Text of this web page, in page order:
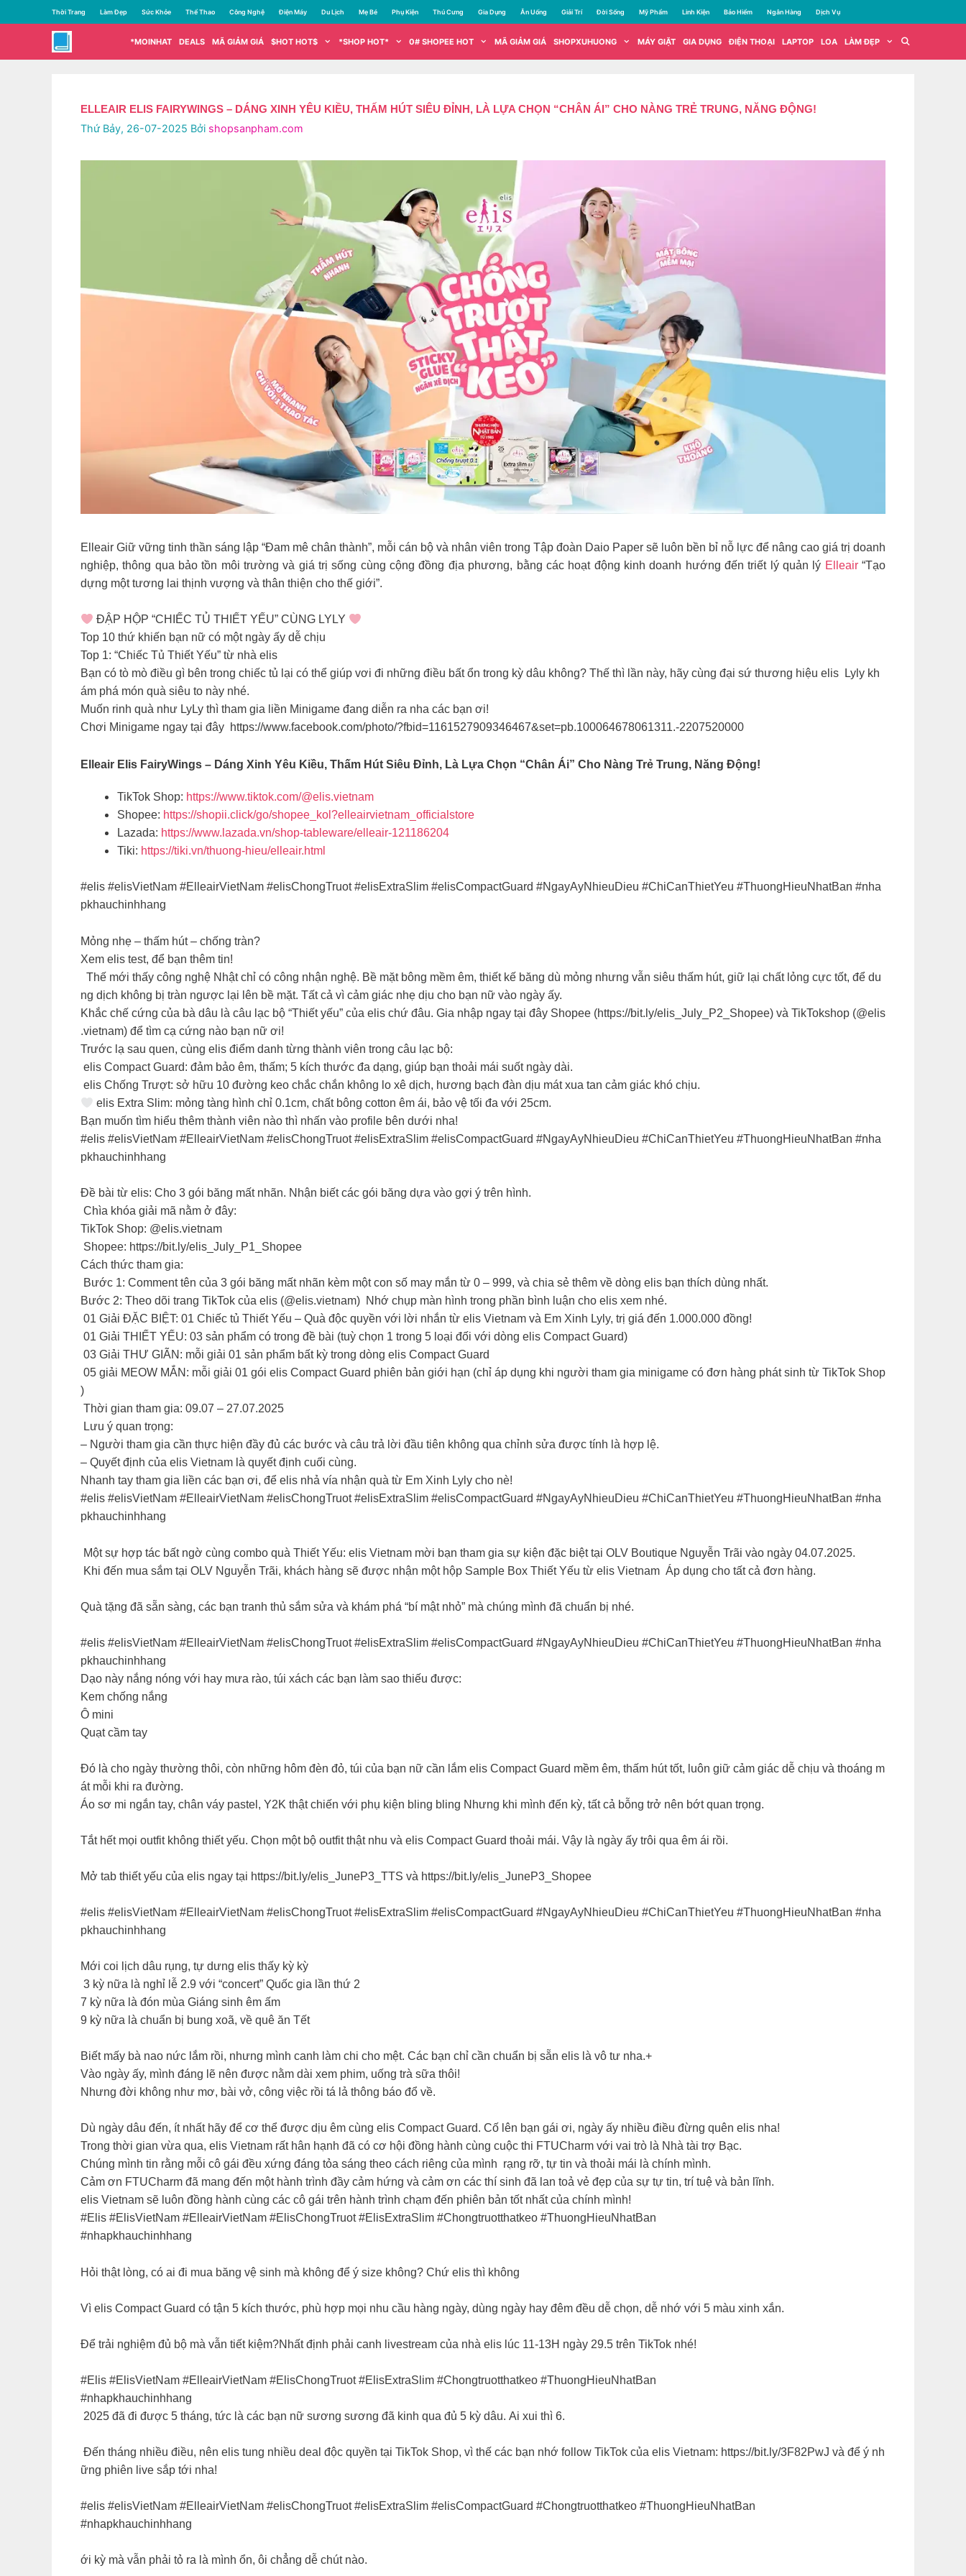
đến
dung
Thời Trang Làm Đẹp Sức Khỏe Thể Thao Công Nghệ Điện Máy Du Lịch Mẹ Bé Phụ Kiện Thú Cưng Gia Dụng Ăn Uống Giải Trí Đời Sống Mỹ Phẩm Linh Kiện Bảo Hiểm Ngân Hàng Dịch Vụ
*MOINHAT DEALS MÃ GIẢM GIÁ $HOT HOT$ *SHOP HOT* 0# SHOPEE HOT MÃ GIẢM GIÁ SHOPXUHUONG MÁY GIẶT GIA DỤNG ĐIỆN THOẠI LAPTOP LOA LÀM ĐẸP
ELLEAIR ELIS FAIRYWINGS – DÁNG XINH YÊU KIỀU, THẤM HÚT SIÊU ĐỈNH, LÀ LỰA CHỌN “CHÂN ÁI” CHO NÀNG TRẺ TRUNG, NĂNG ĐỘNG!
Thứ Bảy, 26-07-2025 Bởi shopsanpham.com
Elleair Giữ vững tinh thần sáng lập “Đam mê chân thành”, mỗi cán bộ và nhân viên trong Tập đoàn Daio Paper sẽ luôn bền bỉ nỗ lực để nâng cao giá trị doanh
nghiệp, thông qua bảo tồn môi trường và giá trị sống cùng cộng đồng địa phương, bằng các hoạt động kinh doanh hướng đến triết lý quản lý Elleair“Tạo
dựng một tương lai thịnh vượng và thân thiện cho thế giới”.
ĐẬP HỘP “CHIẾC TỦ THIẾT YẾU” CÙNG LYLY
Top 10 thứ khiến bạn nữ có một ngày ấy dễ chịu
Top 1: “Chiếc Tủ Thiết Yếu” từ nhà elis
Bạn có tò mò điều gì bên trong chiếc tủ lại có thể giúp vơi đi những điều bất ổn trong kỳ dâu không? Thế thì lần này, hãy cùng đại sứ thương hiệu elis Lyly kh
ám phá món quà siêu to này nhé.
Muốn rinh quà như LyLy thì tham gia liền Minigame đang diễn ra nha các bạn ơi!
Chơi Minigame ngay tại đây https://www.facebook.com/photo/?fbid=1161527909346467&set=pb.100064678061311.-2207520000
Elleair Elis FairyWings – Dáng Xinh Yêu Kiều, Thấm Hút Siêu Đỉnh, Là Lựa Chọn “chân Ái” Cho Nàng Trẻ Trung, Năng Động!
TikTok Shop: https://www.tiktok.com/@elis.vietnam
Shopee: https://shopii.click/go/shopee_kol?elleairvietnam_officialstore
Lazada: https://www.lazada.vn/shop-tableware/elleair-121186204
Tiki: https://tiki.vn/thuong-hieu/elleair.html
#elis #elisVietNam #ElleairVietNam #elisChongTruot #elisExtraSlim #elisCompactGuard #NgayAyNhieuDieu #ChiCanThietYeu #ThuongHieuNhatBan #nha
pkhauchinhhang
Mỏng nhẹ – thấm hút – chống tràn?
Xem elis test, để bạn thêm tin!
Thế mới thấy công nghệ Nhật chỉ có công nhận nghệ. Bề mặt bông mềm êm, thiết kế băng dù mỏng nhưng vẫn siêu thấm hút, giữ lại chất lỏng cực tốt, để du
ng dịch không bị tràn ngược lại lên bề mặt. Tất cả vì cảm giác nhẹ dịu cho bạn nữ vào ngày ấy.
Khắc chế cứng của bà dâu là câu lạc bộ “Thiết yếu” của elis chứ đâu. Gia nhập ngay tại đây Shopee (https://bit.ly/elis_July_P2_Shopee) và TikTokshop (@elis
.vietnam) để tìm cạ cứng nào bạn nữ ơi!
Trước lạ sau quen, cùng elis điểm danh từng thành viên trong câu lạc bộ:
️ elis Compact Guard: đảm bảo êm, thấm; 5 kích thước đa dạng, giúp bạn thoải mái suốt ngày dài.
elis Chống Trượt: sở hữu 10 đường keo chắc chắn không lo xê dịch, hương bạch đàn dịu mát xua tan cảm giác khó chịu.
elis Extra Slim: mỏng tàng hình chỉ 0.1cm, chất bông cotton êm ái, bảo vệ tối đa với 25cm.
Bạn muốn tìm hiểu thêm thành viên nào thì nhấn vào profile bên dưới nha!
#elis #elisVietNam #ElleairVietNam #elisChongTruot #elisExtraSlim #elisCompactGuard #NgayAyNhieuDieu #ChiCanThietYeu #ThuongHieuNhatBan #nha
pkhauchinhhang
Đề bài từ elis: Cho 3 gói băng mất nhãn. Nhận biết các gói băng dựa vào gợi ý trên hình.
Chìa khóa giải mã nằm ở đây:
TikTok Shop: @elis.vietnam
Shopee: https://bit.ly/elis_July_P1_Shopee
Cách thức tham gia:​
Bước 1: Comment tên của 3 gói băng mất nhãn kèm một con số may mắn từ 0 – 999, và chia sẻ thêm về dòng elis bạn thích dùng nhất. ​
Bước 2: Theo dõi trang TikTok của elis (@elis.vietnam) Nhớ chụp màn hình trong phần bình luận cho elis xem nhé.​
01 Giải ĐẶC BIỆT: 01 Chiếc tủ Thiết Yếu – Quà độc quyền với lời nhắn từ elis Vietnam và Em Xinh Lyly, trị giá đến 1.000.000 đồng!​
01 Giải THIẾT YẾU: 03 sản phẩm có trong đề bài (tuỳ chọn 1 trong 5 loại đối với dòng elis Compact Guard)​
03 Giải THƯ GIÃN: mỗi giải 01 sản phẩm bất kỳ trong dòng elis Compact Guard​
05 giải MEOW MẮN: mỗi giải 01 gói elis Compact Guard phiên bản giới hạn (chỉ áp dụng khi người tham gia minigame có đơn hàng phát sinh từ TikTok Shop
)​
Thời gian tham gia: 09.07 – 27.07.2025
Lưu ý quan trọng:​
– Người tham gia cần thực hiện đầy đủ các bước và câu trả lời đầu tiên không qua chỉnh sửa được tính là hợp lệ.​
– Quyết định của elis Vietnam là quyết định cuối cùng.​
Nhanh tay tham gia liền các bạn ơi, để elis nhả vía nhận quà từ Em Xinh Lyly cho nè!
#elis #elisVietNam #ElleairVietNam #elisChongTruot #elisExtraSlim #elisCompactGuard #NgayAyNhieuDieu #ChiCanThietYeu #ThuongHieuNhatBan #nha
pkhauchinhhang
Một sự hợp tác bất ngờ cùng combo quà Thiết Yếu: elis Vietnam mời bạn tham gia sự kiện đặc biệt tại OLV Boutique Nguyễn Trãi vào ngày 04.07.2025.​
Khi đến mua sắm tại OLV Nguyễn Trãi, khách hàng sẽ được nhận một hộp Sample Box Thiết Yếu từ elis Vietnam Áp dụng cho tất cả đơn hàng. ​
Quà tặng đã sẵn sàng, các bạn tranh thủ sắm sửa và khám phá “bí mật nhỏ” mà chúng mình đã chuẩn bị nhé.​
#elis #elisVietNam #ElleairVietNam #elisChongTruot #elisExtraSlim #elisCompactGuard #NgayAyNhieuDieu #ChiCanThietYeu #ThuongHieuNhatBan #nha
pkhauchinhhang
Dạo này nắng nóng với hay mưa rào, túi xách các bạn làm sao thiếu được:​
Kem chống nắng ​
Ô mini​
Quạt cầm tay​
Đó là cho ngày thường thôi, còn những hôm đèn đỏ, túi của bạn nữ cần lắm elis Compact Guard mềm êm, thấm hút tốt, luôn giữ cảm giác dễ chịu và thoáng m
át mỗi khi ra đường.
Áo sơ mi ngắn tay, chân váy pastel, Y2K thật chiến với phụ kiện bling bling Nhưng khi mình đến kỳ, tất cả bỗng trở nên bớt quan trọng. ​
Tắt hết mọi outfit không thiết yếu. Chọn một bộ outfit thật nhu và elis Compact Guard thoải mái. Vậy là ngày ấy trôi qua êm ái rồi.​
Mở tab thiết yếu của elis ngay tại https://bit.ly/elis_JuneP3_TTS và https://bit.ly/elis_JuneP3_Shopee ​
#elis #elisVietNam #ElleairVietNam #elisChongTruot #elisExtraSlim #elisCompactGuard #NgayAyNhieuDieu #ChiCanThietYeu #ThuongHieuNhatBan #nha
pkhauchinhhang ​
Mới coi lịch dâu rụng, tự dưng elis thấy kỳ kỳ​
3 kỳ nữa là nghỉ lễ 2.9 với “concert” Quốc gia lần thứ 2​
7 kỳ nữa là đón mùa Giáng sinh êm ấm​
9 kỳ nữa là chuẩn bị bung xoã, về quê ăn Tết​
Biết mấy bà nao nức lắm rồi, nhưng mình canh làm chi cho mệt. Các bạn chỉ cần chuẩn bị sẵn elis là vô tư nha.​+
Vào ngày ấy, mình đáng lẽ nên được nằm dài xem phim, uống trà sữa thôi! ​
Nhưng đời không như mơ, bài vở, công việc rồi tá lả thông báo đổ về.​
Dù ngày dâu đến, ít nhất hãy để cơ thể được dịu êm cùng elis Compact Guard. Cố lên bạn gái ơi, ngày ấy nhiều điều đừng quên elis nha!​
Trong thời gian vừa qua, elis Vietnam rất hân hạnh đã có cơ hội đồng hành cùng cuộc thi FTUCharm với vai trò là Nhà tài trợ Bạc.
Chúng mình tin rằng mỗi cô gái đều xứng đáng tỏa sáng theo cách riêng của mình rạng rỡ, tự tin và thoải mái là chính mình.
Cảm ơn FTUCharm đã mang đến một hành trình đầy cảm hứng và cảm ơn các thí sinh đã lan toả vẻ đẹp của sự tự tin, trí tuệ và bản lĩnh.
elis Vietnam sẽ luôn đồng hành cùng các cô gái trên hành trình chạm đến phiên bản tốt nhất của chính mình!
#Elis #ElisVietNam #ElleairVietNam #ElisChongTruot #ElisExtraSlim #Chongtruotthatkeo #ThuongHieuNhatBan​
#nhapkhauchinhhang
Hỏi thật lòng, có ai đi mua băng vệ sinh mà không để ý size không? Chứ elis thì không​
‍Vì elis Compact Guard có tận 5 kích thước, phù hợp mọi nhu cầu hàng ngày, dùng ngày hay đêm đều dễ chọn, dễ nhớ với 5 màu xinh xắn.​
Để trải nghiệm đủ bộ mà vẫn tiết kiệm?Nhất định phải canh livestream của nhà elis lúc 11-13H ngày 29.5 trên TikTok nhé!​
#Elis #ElisVietNam #ElleairVietNam #ElisChongTruot #ElisExtraSlim #Chongtruotthatkeo #ThuongHieuNhatBan​
#nhapkhauchinhhang
2025 đã đi được 5 tháng, tức là các bạn nữ sương sương đã kinh qua đủ 5 kỳ dâu. Ai xui thì 6.​
Đến tháng nhiều điều, nên elis tung nhiều deal độc quyền tại TikTok Shop, vì thế các bạn nhớ follow TikTok của elis Vietnam: https://bit.ly/3F82PwJ và để ý nh
ững phiên live sắp tới nha!
#elis #elisVietNam #ElleairVietNam #elisChongTruot #elisExtraSlim #elisCompactGuard #Chongtruotthatkeo #ThuongHieuNhatBan​
#nhapkhauchinhhang
ới kỳ mà vẫn phải tỏ ra là mình ổn, ôi chẳng dễ chút nào. ​